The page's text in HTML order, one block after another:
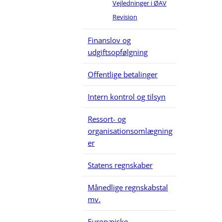
Vejledninger i ØAV
Revision
Finanslov og
udgiftsopfølgning
Offentlige betalinger
Intern kontrol og tilsyn
Ressort- og
organisationsomlægning
er
Statens regnskaber
Månedlige regnskabstal
mv.